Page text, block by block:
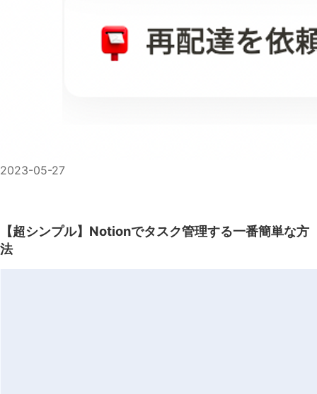
2023-05-27
【超シンプル】Notionでタスク管理する一番簡単な方
法